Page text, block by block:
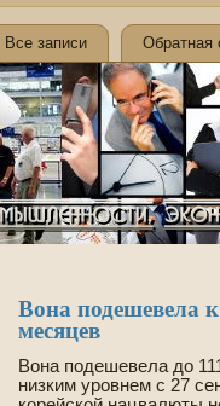
Все записи Обратная
Вона поде­шеве­ла
месяцев
Вона поде­шеве­ла до
низким уровнем с 27